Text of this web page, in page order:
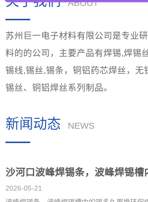
ABOUT
苏州巨一电子材料有限公司是专业
料的的公司，主要产品有焊锡,焊锡
锡线,锡丝,锡条，铜铝药芯焊丝，无
锡丝、铜铝焊丝系列制品。
新闻动态 NEWS
沙河口波峰焊锡条，波峰焊锡槽
2026-05-21